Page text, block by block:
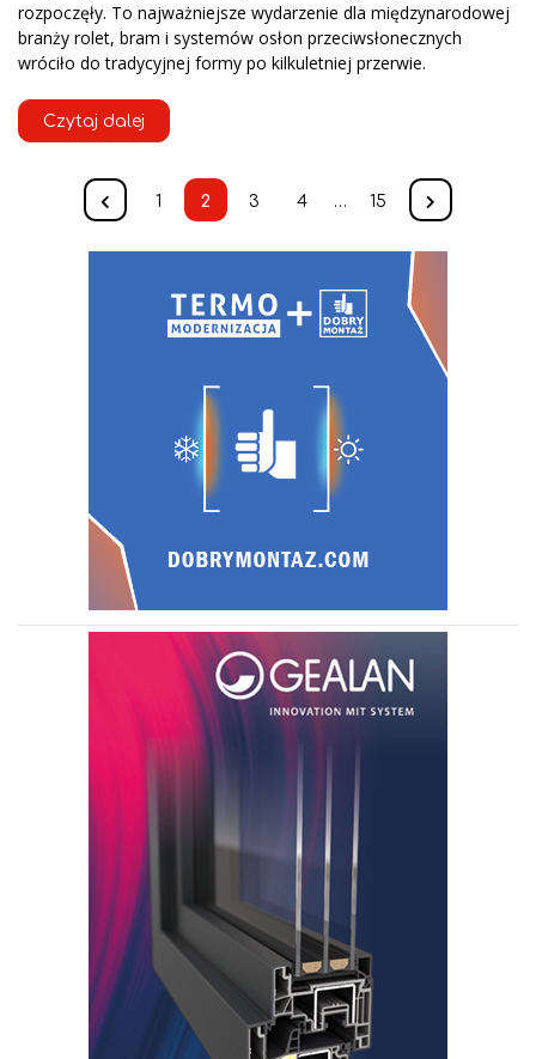
rozpoczęły. To najważniejsze wydarzenie dla międzynarodowej
branży rolet, bram i systemów osłon przeciwsłonecznych
wróciło do tradycyjnej formy po kilkuletniej przerwie.
Czytaj dalej
1 2 3 4 … 15